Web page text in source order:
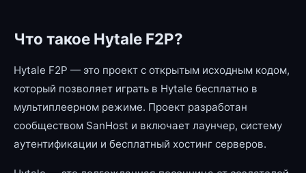
Что такое Hytale F2P?
Hytale F2P — это проект с открытым исходным кодом,
который позволяет играть в Hytale бесплатно в
мультиплеерном режиме. Проект разработан
сообществом SanHost и включает лаунчер, систему
аутентификации и бесплатный хостинг серверов.